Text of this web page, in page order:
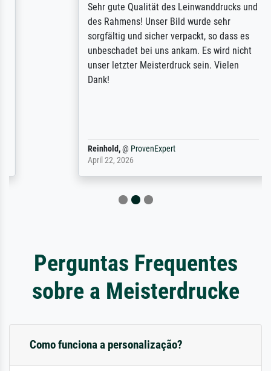
Sehr gute Qualität des Leinwanddrucks und
des Rahmens! Unser Bild wurde sehr
sorgfältig und sicher verpackt, so dass es
unbeschadet bei uns ankam. Es wird nicht
unser letzter Meisterdruck sein. Vielen
@ProvenExpert
April 22, 2026
Perguntas Frequentes
sobre a Meisterdrucke
Como funciona a personalização?